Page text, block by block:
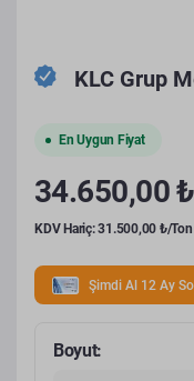
KLC Grup
En Uygun Fiyat
34.650,00
KDV Hariç: 31.500,00 ₺/Ton
Şimdi Al 12 Ay
Boyut: